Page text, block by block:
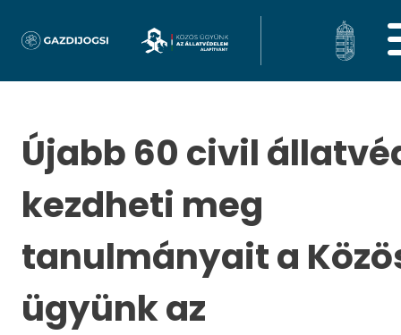
Újabb 60 civil
kezdheti meg
tanulmányait a
ügyünk az